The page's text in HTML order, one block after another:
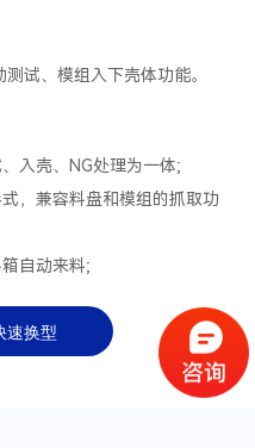
试、模组入下壳体功能。
入壳、NG处理为一体;
，兼容料盘和模组的抓取功
自动来料;
速换型